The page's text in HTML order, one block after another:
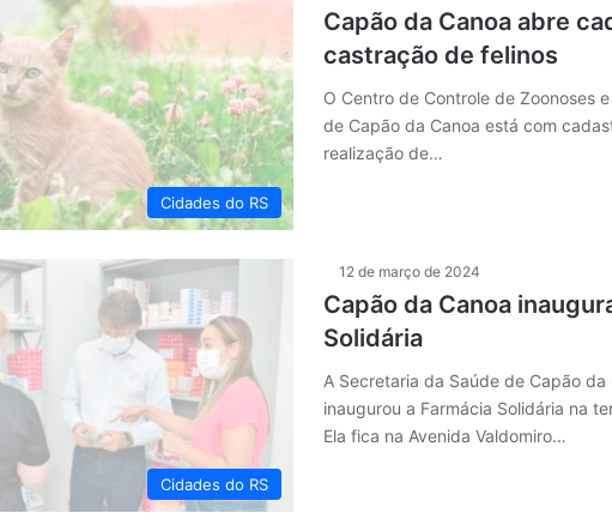
Cidades do RS
Capão da Canoa abre
castração de felinos
O Centro de Controle de Zoonoses
de Capão da Canoa está com
realização de…
Cidades do RS
12 de março de 2024
Capão da Canoa
Solidária
A Secretaria da Saúde de Capão da
inaugurou a Farmácia Solidária na
Ela fica na Avenida Valdomiro…